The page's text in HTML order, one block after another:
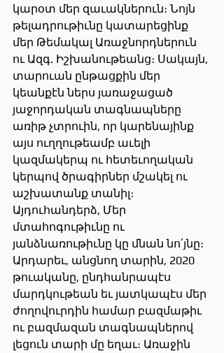
կարօտ մեր զաւակներուն։ Նոյն
թելադրութիւնը կատարեցինք
մեր Թեմակալ Առաջնորդներուն
ու Ազգ. Իշխանութեանց։ Սակայն,
տարուան ընթացքին մեր
կեանքէն ներս յառաջացած
յաջորդական տագնապները
առիթ չտրուին, որ կարենայինք
այս ուղղութեամբ աւելի
կազմակերպ ու հետեւողական
կերպով ծրագիրներ մշակել ու
աշխատանք տանիլ։
Այդուհանդերձ, Մեր
մտահոգութիւնը ու
յանձնառութիւնը կը մնան նո՛յնը։
Արդարեւ, անցնող տարին, 2020
թուականը, ընդհանրապէս
մարդկութեան եւ յատկապէս մեր
ժողովուրդին համար բազմաթիւ
ու բազմազան տագնապներով
լեցուն տարի մը եղաւ։ Առաջին